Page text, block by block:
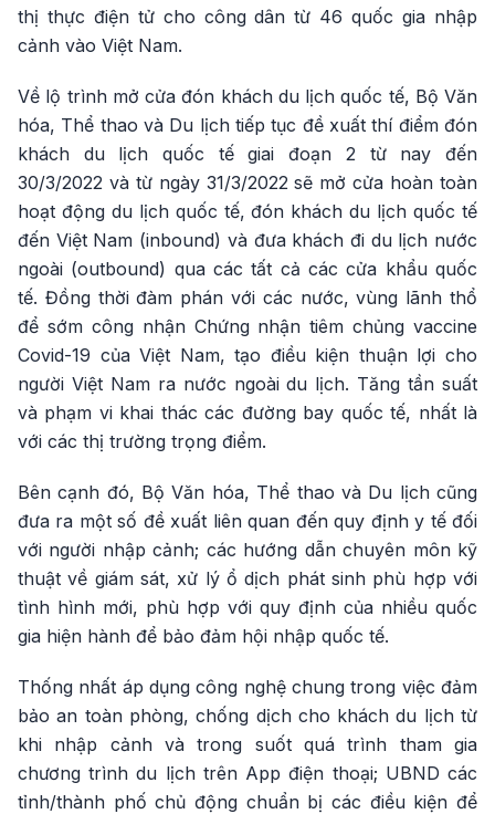
thị thực điện tử cho công dân từ 46 quốc gia nhập
cảnh vào Việt Nam.
Về lộ trình mở cửa đón khách du lịch quốc tế, Bộ Văn
hóa, Thể thao và Du lịch tiếp tục đề xuất thí điểm đón
khách du lịch quốc tế giai đoạn 2 từ nay đến
30/3/2022 và từ ngày 31/3/2022 sẽ mở cửa hoàn toàn
hoạt động du lịch quốc tế, đón khách du lịch quốc tế
đến Việt Nam (inbound) và đưa khách đi du lịch nước
ngoài (outbound) qua các tất cả các cửa khẩu quốc
tế. Đồng thời đàm phán với các nước, vùng lãnh thổ
để sớm công nhận Chứng nhận tiêm chủng vaccine
Covid-19 của Việt Nam, tạo điều kiện thuận lợi cho
người Việt Nam ra nước ngoài du lịch. Tăng tần suất
và phạm vi khai thác các đường bay quốc tế, nhất là
với các thị trường trọng điểm.
Bên cạnh đó, Bộ Văn hóa, Thể thao và Du lịch cũng
đưa ra một số đề xuất liên quan đến quy định y tế đối
với người nhập cảnh; các hướng dẫn chuyên môn kỹ
thuật về giám sát, xử lý ổ dịch phát sinh phù hợp với
tình hình mới, phù hợp với quy định của nhiều quốc
gia hiện hành để bảo đảm hội nhập quốc tế.
Thống nhất áp dụng công nghệ chung trong việc đảm
bảo an toàn phòng, chống dịch cho khách du lịch từ
khi nhập cảnh và trong suốt quá trình tham gia
chương trình du lịch trên App điện thoại; UBND các
tỉnh/thành phố chủ động chuẩn bị các điều kiện để